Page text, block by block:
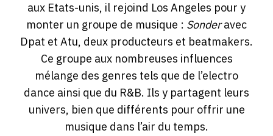
aux Etats-unis, il rejoind Los Angeles pour y
monter un groupe de musique : Sonderavec
Dpat et Atu, deux producteurs et beatmakers.
Ce groupe aux nombreuses influences
mélange des genres tels que de l’electro
dance ainsi que du R&B. Ils y partagent leurs
univers, bien que différents pour offrir une
musique dans l’air du temps.